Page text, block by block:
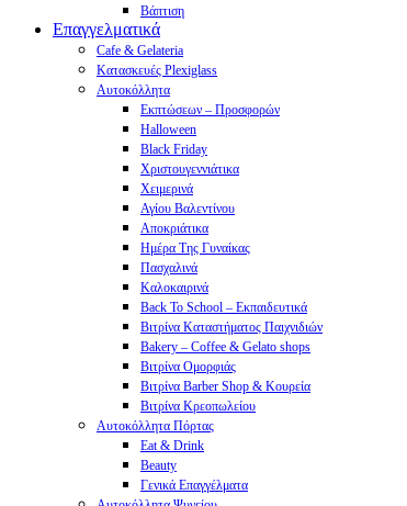
Βάπτιση
Επαγγελματικά
Cafe & Gelateria
Κατασκευές Plexiglass
Αυτοκόλλητα
Εκπτώσεων – Προσφορών
Halloween
Black Friday
Χριστουγεννιάτικα
Χειμερινά
Αγίου Βαλεντίνου
Αποκριάτικα
Ημέρα Της Γυναίκας
Πασχαλινά
Καλοκαιρινά
Back To School – Εκπαιδευτικά
Βιτρίνα Καταστήματος Παιχνιδιών
Bakery – Coffee & Gelato shops
Βιτρίνα Ομορφιάς
Βιτρίνα Barber Shop & Κουρεία
Βιτρίνα Κρεοπωλείου
Αυτοκόλλητα Πόρτας
Eat & Drink
Beauty
Γενικά Επαγγέλματα